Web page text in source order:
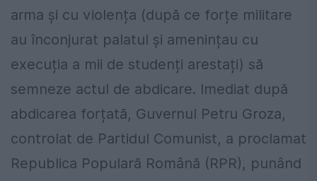
arma și cu violența (după ce forțe militare
au înconjurat palatul și amenințau cu
execuția a mii de studenți arestați) să
semneze actul de abdicare. Imediat după
abdicarea forțată, Guvernul Petru Groza,
controlat de Partidul Comunist, a proclamat
Republica Populară Română (RPR), punând